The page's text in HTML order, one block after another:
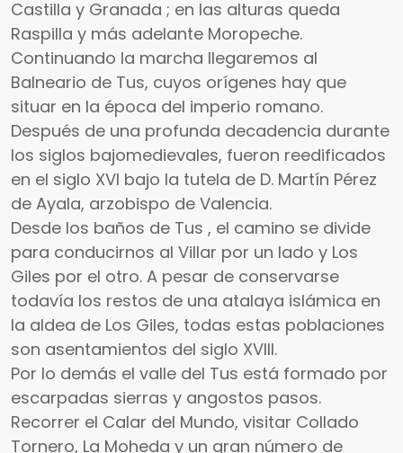
Castilla y Granada ; en las alturas queda
Raspilla y más adelante Moropeche.
Continuando la marcha llegaremos al
Balneario de Tus, cuyos orígenes hay que
situar en la época del imperio romano.
Después de una profunda decadencia durante
los siglos bajomedievales, fueron reedificados
en el siglo XVI bajo la tutela de D. Martín Pérez
de Ayala, arzobispo de Valencia.
Desde los baños de Tus , el camino se divide
para conducirnos al Villar por un lado y Los
Giles por el otro. A pesar de conservarse
todavía los restos de una atalaya islámica en
la aldea de Los Giles, todas estas poblaciones
son asentamientos del siglo XVIII.
Por lo demás el valle del Tus está formado por
escarpadas sierras y angostos pasos.
Recorrer el Calar del Mundo, visitar Collado
Tornero, La Moheda y un gran número de